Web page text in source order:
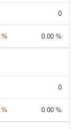
0
0.00 %
0
0.00 %